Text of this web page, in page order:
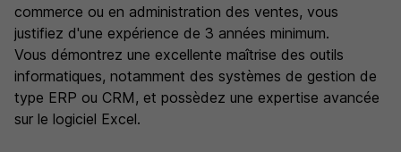
commerce ou en administration des ventes, vous
justifiez d'une expérience de 3 années minimum.
Vous démontrez une excellente maîtrise des outils
informatiques, notamment des systèmes de gestion de
type ERP ou CRM, et possèdez une expertise avancée
sur le logiciel Excel.